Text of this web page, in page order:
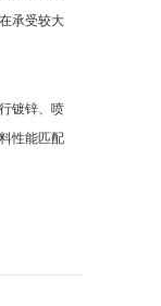
承受较大
镀锌、喷
性能匹配